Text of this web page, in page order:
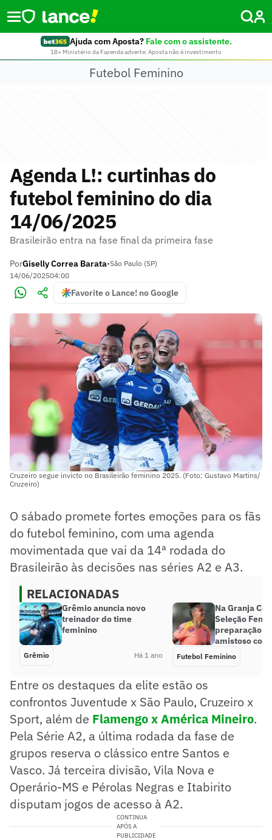
Ajuda com Aposta? Fale com o assistente.
18+ Ministério da Fazenda adverte: Aposta não é investimento
Futebol Feminino
Agenda L!: curtinhas do
futebol feminino do dia
14/06/2025
Brasileirão entra na fase final da primeira fase
PorGiselly Correa Barata•São Paulo (SP)
14/06/202504:00
Favorite o Lance! no Google
Cruzeiro segue invicto no Brasileirão feminino 2025. (Foto: Gustavo Martins/
Cruzeiro)
O sábado promete fortes emoções para os fãs
do futebol feminino, com uma agenda
movimentada que vai da 14ª rodada do
Brasileirão às decisões nas séries A2 e A3.
RELACIONADAS
Grêmio anuncia novo
treinador do time
feminino
Grêmio Há 1 ano
Na Granja
Seleção
preparação
amistoso
Futebol Feminino
Entre os destaques da elite estão os
confrontos Juventude x São Paulo, Cruzeiro x
Sport, além de Flamengo x América Mineiro.
Pela Série A2, a última rodada da fase de
grupos reserva o clássico entre Santos e
Vasco. Já terceira divisão, Vila Nova e
Operário-MS e Pérolas Negras e Itabirito
disputam jogos de acesso à A2.
CONTINUA
APÓS A
PUBLICIDADE